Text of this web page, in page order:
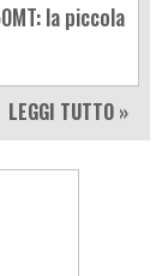
la piccola
LEGGI TUTTO »